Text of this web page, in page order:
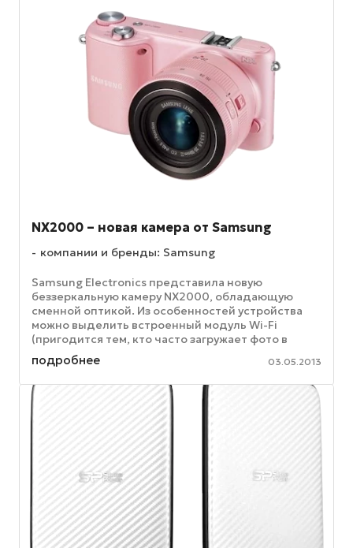
NX2000 – новая камера от Samsung
компании и бренды: Samsung
Samsung Electronics представила новую
беззеркальную камеру NX2000, обладающую
сменной оптикой. Из особенностей устройства
можно выделить встроенный модуль Wi-Fi
(пригодится тем, кто часто загружает фото в
социальные сети – теперь это можно делать ...
подробнее 03.05.2013